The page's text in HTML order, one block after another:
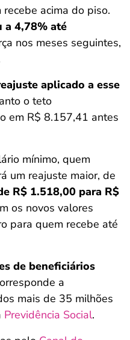
acima do piso.
a 4,78% até
nos meses seguintes,
aplicado a esse
o teto
em R$ 8.157,41 antes
mínimo, quem
um reajuste maior, de
R$ 1.518,00 para R$
os novos valores
para quem recebe até
de beneficiários
a
mais de 35 milhões
Previdência Social.